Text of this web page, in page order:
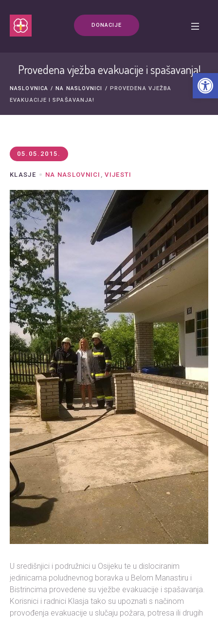
DONACIJE
Provedena vježba evakuacije i spašavanja!
NASLOVNICA / NA NASLOVNICI / PROVEDENA VJEŽBA
EVAKUACIJE I SPAŠAVANJA!
05.05.2015.
KLASJE NA NASLOVNICI ,VIJESTI
U središnjici i podružnici u Osijeku te u dislociranim
jedinicama poludnevnog boravka u Belom Manastiru i
Bistrincima provedene su vježbe evakuacije i spašavanja.
Korisnici i radnici Klasja tako su upoznati s načinom
provođenja evakuacije u slučaju požara, potresa ili drugih